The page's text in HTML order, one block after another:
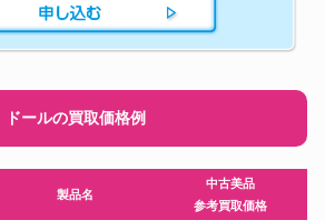
ドールの買取価格例
製品名
中古美品
参考買取価格